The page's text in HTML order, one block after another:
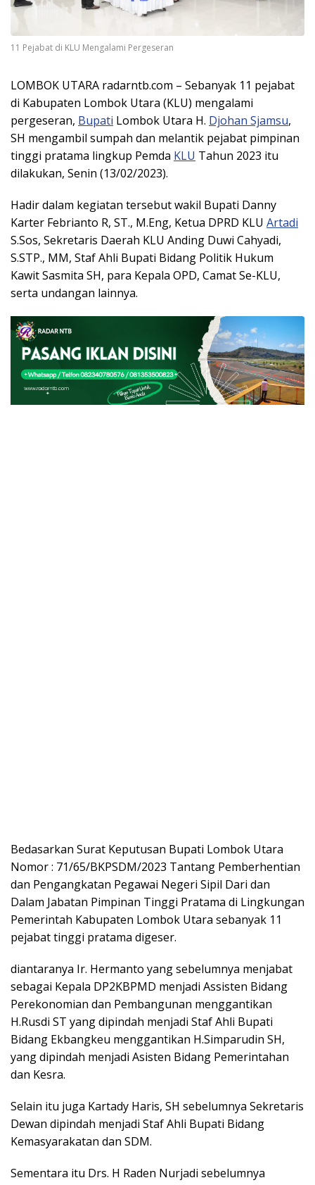
11 Pejabat di KLU Mengalami Pergeseran
LOMBOK UTARA radarntb.com – Sebanyak 11 pejabat
di Kabupaten Lombok Utara (KLU) mengalami
pergeseran, Bupati Lombok Utara H. Djohan Sjamsu,
SH mengambil sumpah dan melantik pejabat pimpinan
tinggi pratama lingkup Pemda KLU Tahun 2023 itu
dilakukan, Senin (13/02/2023).
Hadir dalam kegiatan tersebut wakil Bupati Danny
Karter Febrianto R, ST., M.Eng, Ketua DPRD KLU Artadi
S.Sos, Sekretaris Daerah KLU Anding Duwi Cahyadi,
S.STP., MM, Staf Ahli Bupati Bidang Politik Hukum
Kawit Sasmita SH, para Kepala OPD, Camat Se-KLU,
serta undangan lainnya.
Bedasarkan Surat Keputusan Bupati Lombok Utara
Nomor : 71/65/BKPSDM/2023 Tantang Pemberhentian
dan Pengangkatan Pegawai Negeri Sipil Dari dan
Dalam Jabatan Pimpinan Tinggi Pratama di Lingkungan
Pemerintah Kabupaten Lombok Utara sebanyak 11
pejabat tinggi pratama digeser.
diantaranya Ir. Hermanto yang sebelumnya menjabat
sebagai Kepala DP2KBPMD menjadi Assisten Bidang
Perekonomian dan Pembangunan menggantikan
H.Rusdi ST yang dipindah menjadi Staf Ahli Bupati
Bidang Ekbangkeu menggantikan H.Simparudin SH,
yang dipindah menjadi Asisten Bidang Pemerintahan
dan Kesra.
Selain itu juga Kartady Haris, SH sebelumnya Sekretaris
Dewan dipindah menjadi Staf Ahli Bupati Bidang
Kemasyarakatan dan SDM.
Sementara itu Drs. H Raden Nurjadi sebelumnya